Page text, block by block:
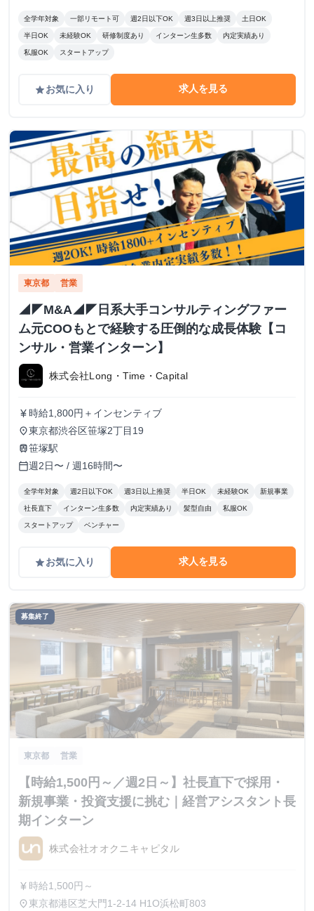
全学年対象 一部リモート可 週2日以下OK 週3日以上推奨 土日OK
半日OK 未経験OK 研修制度あり インターン生多数 内定実績あり
私服OK スタートアップ
gradeお気に入り 求人を見る
東京都 営業
◢◤M&A◢◤日系大手コンサルティングファー
ム元COOもとで経験する圧倒的な成長体験【コ
ンサル・営業インターン】
株式会社Long・Time・Capital
currency_yen 時給1,800円＋インセンティブ
place東京都渋谷区笹塚2丁目19
train笹塚駅
calendar_today週2日〜 / 週16時間〜
全学年対象 週2日以下OK 週3日以上推奨 半日OK 未経験OK 新規事業
社長直下 インターン生多数 内定実績あり 髪型自由 私服OK
スタートアップ ベンチャー
gradeお気に入り 求人を見る
募集終了
東京都 営業
【時給1,500円～／週2日～】社長直下で採用・
新規事業・投資支援に挑む｜経営アシスタント長
期インターン
株式会社オオクニキャピタル
currency_yen 時給1,500円～
place東京都港区芝大門1-2-14 H1O浜松町803